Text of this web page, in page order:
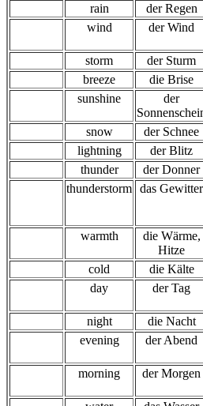
rain
der Regen
wind
der Wind
storm
der Sturm
breeze
die Brise
sunshine
der
snow
der Schnee
lightning
der Blitz
thunder
der Donner
thunderstorm das Gewitter
warmth
die Wärme,
Hitze
cold die Kälte
day
der Tag
night
die Nacht
evening
der Abend
morning
der Morgen